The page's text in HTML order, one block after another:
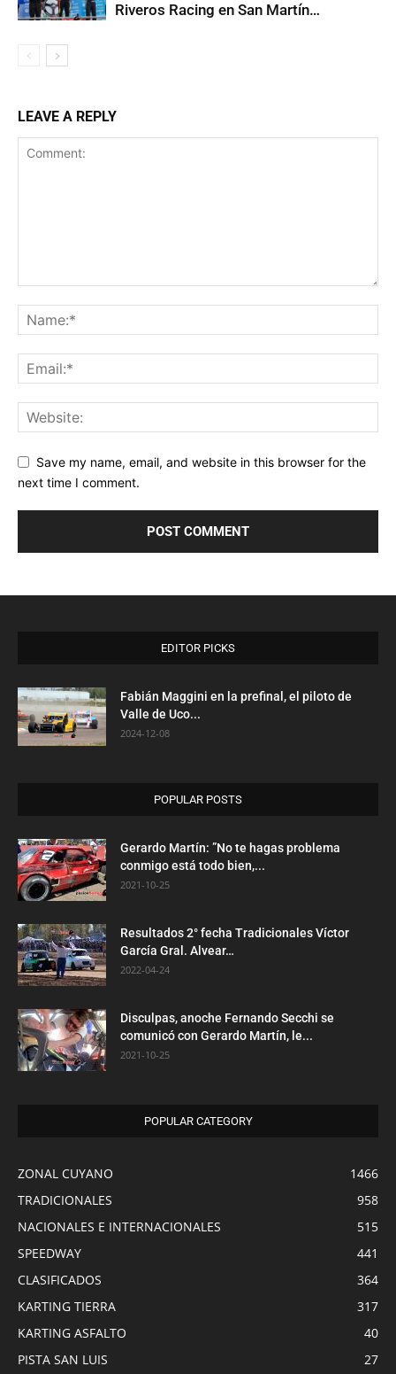
Riveros Racing en San Martín…
LEAVE A REPLY
Save my name, email, and website in this browser for the
next time I comment.
EDITOR PICKS
Fabián Maggini en la prefinal, el piloto de
Valle de Uco...
2024-12-08
POPULAR POSTS
Gerardo Martín: ”No te hagas problema
conmigo está todo bien,...
2021-10-25
Resultados 2° fecha Tradicionales Víctor
García Gral. Alvear…
2022-04-24
Disculpas, anoche Fernando Secchi se
comunicó con Gerardo Martín, le...
2021-10-25
POPULAR CATEGORY
ZONAL CUYANO
1466
TRADICIONALES
958
NACIONALES E INTERNACIONALES
515
SPEEDWAY
441
CLASIFICADOS
364
KARTING TIERRA
317
KARTING ASFALTO
40
PISTA SAN LUIS
27